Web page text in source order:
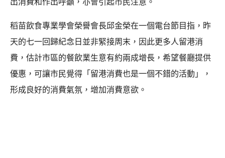
稻苗飲食專業學會榮譽會長邱金榮在一個電台節目指，昨
天的七一回歸紀念日並非緊接周末，因此更多人留港消
費，估計市區的餐飲業生意有約兩成增長，希望餐廳提供
優惠，可讓市民覺得「留港消費也是一個不錯的活動」，
形成良好的消費氣氛，增加消費意欲。